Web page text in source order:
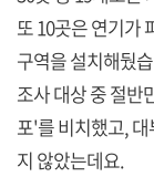
또 10곳은 연기가
구역을 설치해뒀
조사 대상 중 절반
포'를 비치했고,
지 않았는데요.